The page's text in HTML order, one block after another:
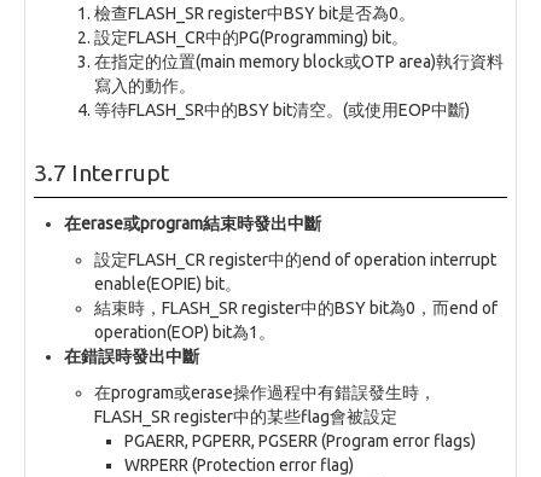
檢查FLASH_SR register中BSY bit是否為0。
設定FLASH_CR中的PG(Programming) bit。
在指定的位置(main memory block或OTP area)執行資料
寫入的動作。
等待FLASH_SR中的BSY bit清空。(或使用EOP中斷)
3.7 Interrupt
在erase或program結束時發出中斷
設定FLASH_CR register中的end of operation interrupt
enable(EOPIE) bit。
結束時，FLASH_SR register中的BSY bit為0，而end of
operation(EOP) bit為1。
在錯誤時發出中斷
在program或erase操作過程中有錯誤發生時，
FLASH_SR register中的某些flag會被設定
PGAERR, PGPERR, PGSERR (Program error flags)
WRPERR (Protection error flag)